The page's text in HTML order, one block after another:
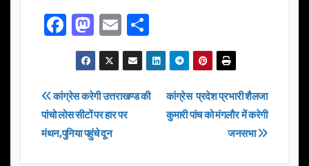
F
a
c
e
b
o
o
M
a
st
o
d
o
n
E
m
ail
h
ar
e
Post
navigation
कांग्रेस प्रदेश प्रभारी शैलजा
कुमारी पांच को मंगलौर में करेगी
जनसभा
कांग्रेस करेगी उत्तराखण्ड की
पांचो लोस सीटों पर हार पर
मंथन,पुनिया पहुंचे दून